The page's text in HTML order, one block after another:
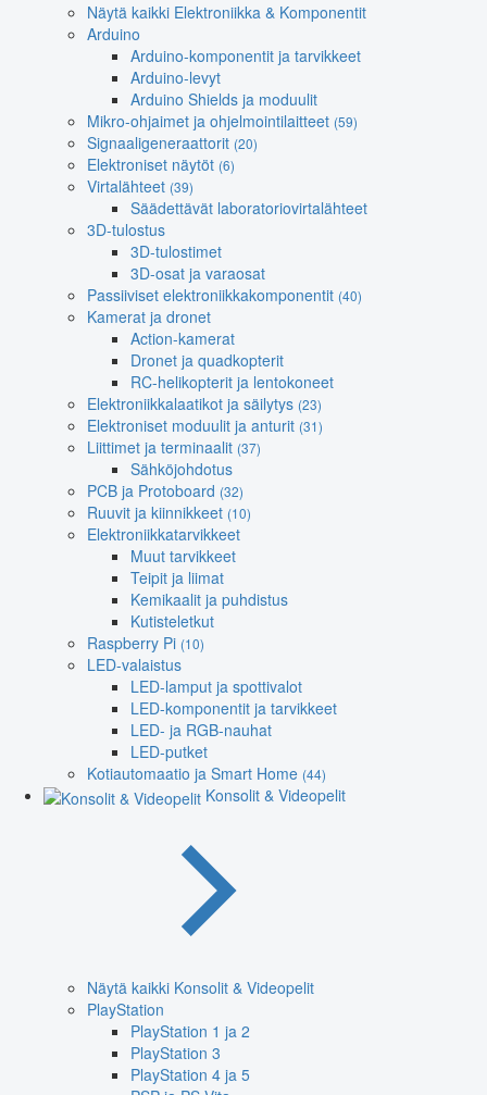
Näytä kaikki Elektroniikka & Komponentit
Arduino
Arduino-komponentit ja tarvikkeet
Arduino-levyt
Arduino Shields ja moduulit
Mikro-ohjaimet ja ohjelmointilaitteet (59)
Signaaligeneraattorit (20)
Elektroniset näytöt (6)
Virtalähteet (39)
Säädettävät laboratoriovirtalähteet
3D-tulostus
3D-tulostimet
3D-osat ja varaosat
Passiiviset elektroniikkakomponentit (40)
Kamerat ja dronet
Action-kamerat
Dronet ja quadkopterit
RC-helikopterit ja lentokoneet
Elektroniikkalaatikot ja säilytys (23)
Elektroniset moduulit ja anturit (31)
Liittimet ja terminaalit (37)
Sähköjohdotus
PCB ja Protoboard (32)
Ruuvit ja kiinnikkeet (10)
Elektroniikkatarvikkeet
Muut tarvikkeet
Teipit ja liimat
Kemikaalit ja puhdistus
Kutisteletkut
Raspberry Pi (10)
LED-valaistus
LED-lamput ja spottivalot
LED-komponentit ja tarvikkeet
LED- ja RGB-nauhat
LED-putket
Kotiautomaatio ja Smart Home (44)
Konsolit & Videopelit
Näytä kaikki Konsolit & Videopelit
PlayStation
PlayStation 1 ja 2
PlayStation 3
PlayStation 4 ja 5